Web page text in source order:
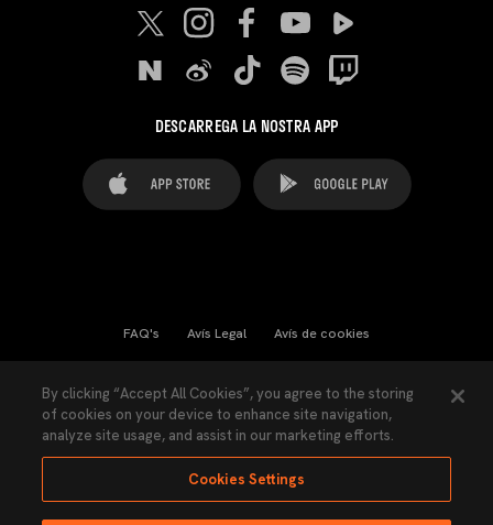
DESCARREGA LA NOSTRA APP
FAQ's Avís Legal Avís de cookies
Llei de Transparència Política de Privacitat
Accessibilitat
By clicking “Accept All Cookies”, you agree to the storing
of cookies on your device to enhance site navigation,
analyze site usage, and assist in our marketing efforts.
Cookies Settings